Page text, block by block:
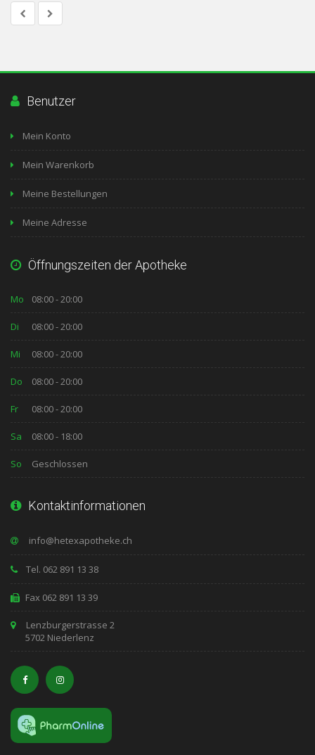
Benutzer
Mein Konto
Mein Warenkorb
Meine Bestellungen
Meine Adresse
Öffnungszeiten der Apotheke
Mo 08:00 - 20:00
Di 08:00 - 20:00
Mi 08:00 - 20:00
Do 08:00 - 20:00
Fr 08:00 - 20:00
Sa 08:00 - 18:00
So Geschlossen
Kontaktinformationen
Tel. 062 891 13 38
Fax 062 891 13 39
Lenzburgerstrasse 2
5702 Niederlenz